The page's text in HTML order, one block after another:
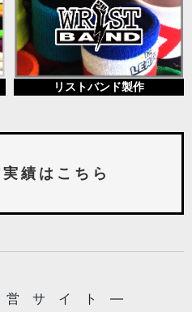
リストバンド製作
績 は こ ち ら
サ イ ト ―